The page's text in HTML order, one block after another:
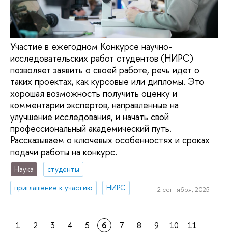
Участие в ежегодном Конкурсе научно-
исследовательских работ студентов (НИРС)
позволяет заявить о своей работе, речь идет о
таких проектах, как курсовые или дипломы. Это
хорошая возможность получить оценку и
комментарии экспертов, направленные на
улучшение исследования, и начать свой
профессиональный академический путь.
Рассказываем о ключевых особенностях и сроках
подачи работы на конкурс.
Наука
студенты
приглашение к участию
НИРС 2 сентября, 2025 г.
1 2 3 4 5 6 7 8 9 10
11